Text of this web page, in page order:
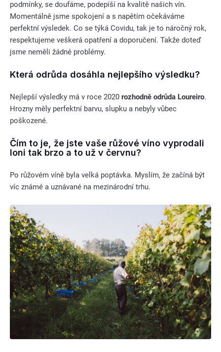
podmínky, se doufáme, podepíší na kvalitě našich vín.
Momentálně jsme spokojení a s napětím očekáváme
perfektní výsledek. Co se týká Covidu, tak je to náročný rok,
respektujeme veškerá opatření a doporučení. Takže doteď
jsme neměli žádné problémy.
Která odrůda dosáhla nejlepšího výsledku?
Nejlepší výsledky má v roce 2020 rozhodně odrůda Loureiro.
Hrozny měly perfektní barvu, slupku a nebyly vůbec
poškozené.
Čím to je, že jste vaše růžové víno vyprodali
loni tak brzo a to už v červnu?
Po růžovém víně byla velká poptávka. Myslím, že začíná být
víc známé a uznávané na mezinárodní trhu.